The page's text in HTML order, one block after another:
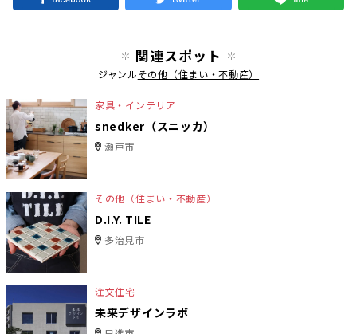
関連スポット
ジャンルその他（住まい・不動産）
家具・インテリア
snedker（スニッカ）
瀬戸市
その他（住まい・不動産）
D.I.Y. TILE
多治見市
注文住宅
未来デザインラボ